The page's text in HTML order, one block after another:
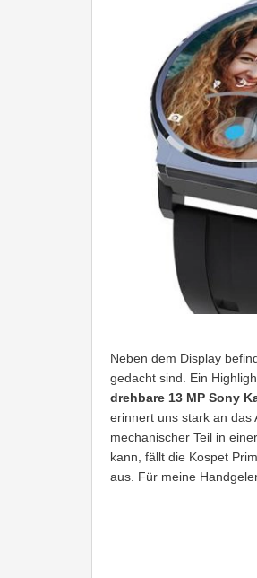
Neben dem Display
gedacht sind. Ein
drehbare 13 MP Sony
erinnert uns stark an das
mechanischer Teil in
kann, fällt die Kospet
aus. Für meine